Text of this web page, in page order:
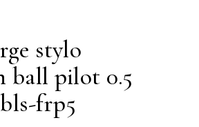
ball pilot 0.5
frp5